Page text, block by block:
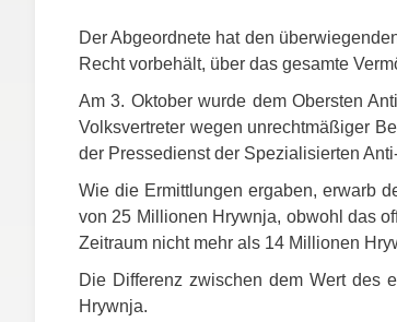
Der Abgeordnete hat den
Recht vorbehält, über das gesamte
Am 3. Oktober wurde dem Obersten
Volksvertreter wegen unrechtmäßiger
der Pressedienst der Spezialisierten
Wie die Ermittlungen ergaben, erwarb
von 25 Millionen Hrywnja, obwohl das
Zeitraum nicht mehr als 14 Millionen
Die Differenz zwischen dem Wert des
Hrywnja.